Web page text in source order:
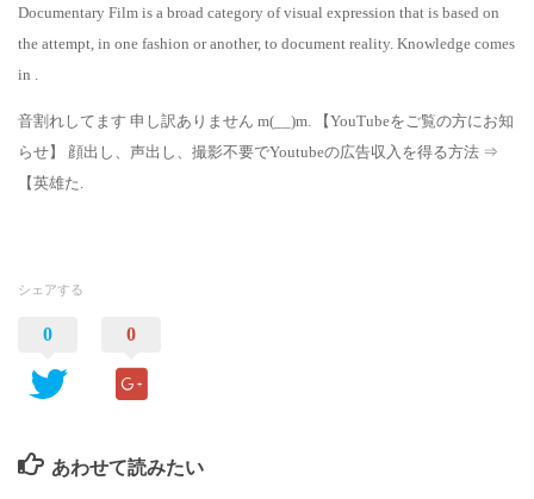
Documentary Film is a broad category of visual expression that is based on
the attempt, in one fashion or another, to document reality. Knowledge comes
in .
音割れしてます 申し訳ありません m(__)m. 【YouTubeをご覧の方にお知
らせ】 顔出し、声出し、撮影不要でYoutubeの広告収入を得る方法 ⇒
【英雄た.
シェアする
0 0
あわせて読みたい